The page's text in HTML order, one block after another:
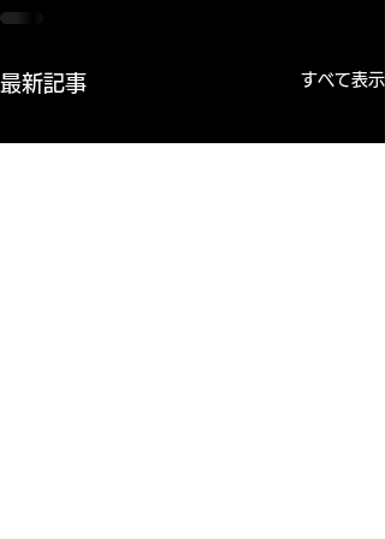
最新記事 すべて表示